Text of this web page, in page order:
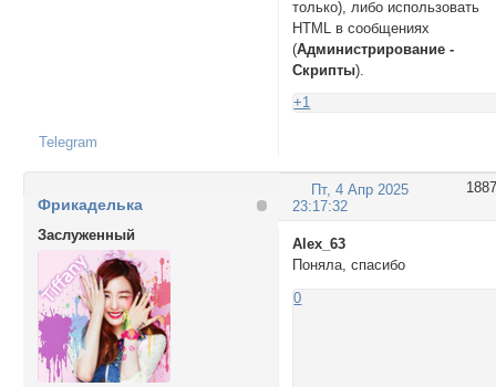
только), либо использовать
HTML в сообщениях
(Администрирование -
Скрипты).
+1
Telegram
1887
Пт, 4 Апр 2025
23:17:32
Фрикаделька
Заслуженный
Alex_63
Поняла, спасибо
0